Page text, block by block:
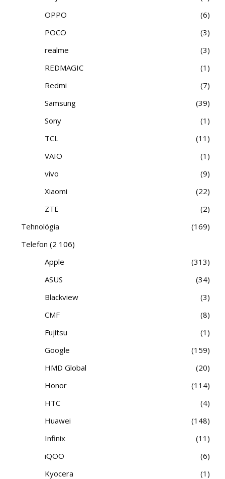
OPPO
6
POCO
3
realme
3
REDMAGIC
1
Redmi
7
Samsung
39
Sony
1
TCL
11
VAIO
1
vivo
9
Xiaomi
22
ZTE
2
Tehnológia
169
Telefon (2 106)
Apple
313
ASUS
34
Blackview
3
CMF
8
Fujitsu
1
Google
159
HMD Global
20
Honor
114
HTC
4
Huawei
148
Infinix
11
iQOO
6
Kyocera
1